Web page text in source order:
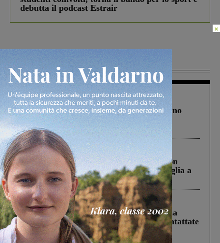
debutta il podcast Estrair
Più lette
Cronaca 4 Agosto 2026
Un anno fa la strage in A1 in cui morirono
Gianni, Giulia e Franco. Lo schianto, il
processo, lo stop ai sorpassi fra tir....
Cronaca 3 Agosto 2026
Scomparso da una struttura di Castiglion
Fiorentino l’uomo che aveva ucciso la figlia a
Levane nel 2020
Cronaca 5 Agosto 2026
Continuano le ricerche di Miah Billal. La
Prefettura: “In caso di avvistamento contattate
il 112”
×